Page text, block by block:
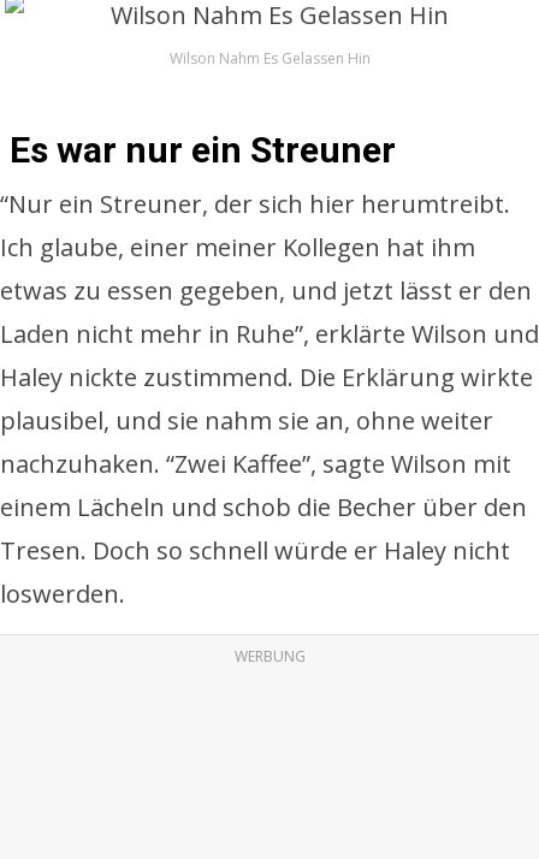
Wilson Nahm Es Gelassen Hin
Es war nur ein Streuner
“Nur ein Streuner, der sich hier herumtreibt.
Ich glaube, einer meiner Kollegen hat ihm
etwas zu essen gegeben, und jetzt lässt er den
Laden nicht mehr in Ruhe”, erklärte Wilson und
Haley nickte zustimmend. Die Erklärung wirkte
plausibel, und sie nahm sie an, ohne weiter
nachzuhaken. “Zwei Kaffee”, sagte Wilson mit
einem Lächeln und schob die Becher über den
Tresen. Doch so schnell würde er Haley nicht
loswerden.
WERBUNG